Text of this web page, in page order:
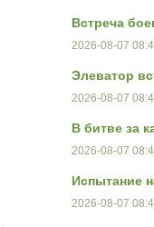
Встреча
2026-08-07
Элеватор
2026-08-07
В битве за
2026-08-07
Испытание
2026-08-07